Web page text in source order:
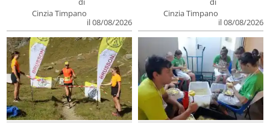
Cinzia Timpano
il 08/08/2026
Cinzia Timpano
il 08/08/2026